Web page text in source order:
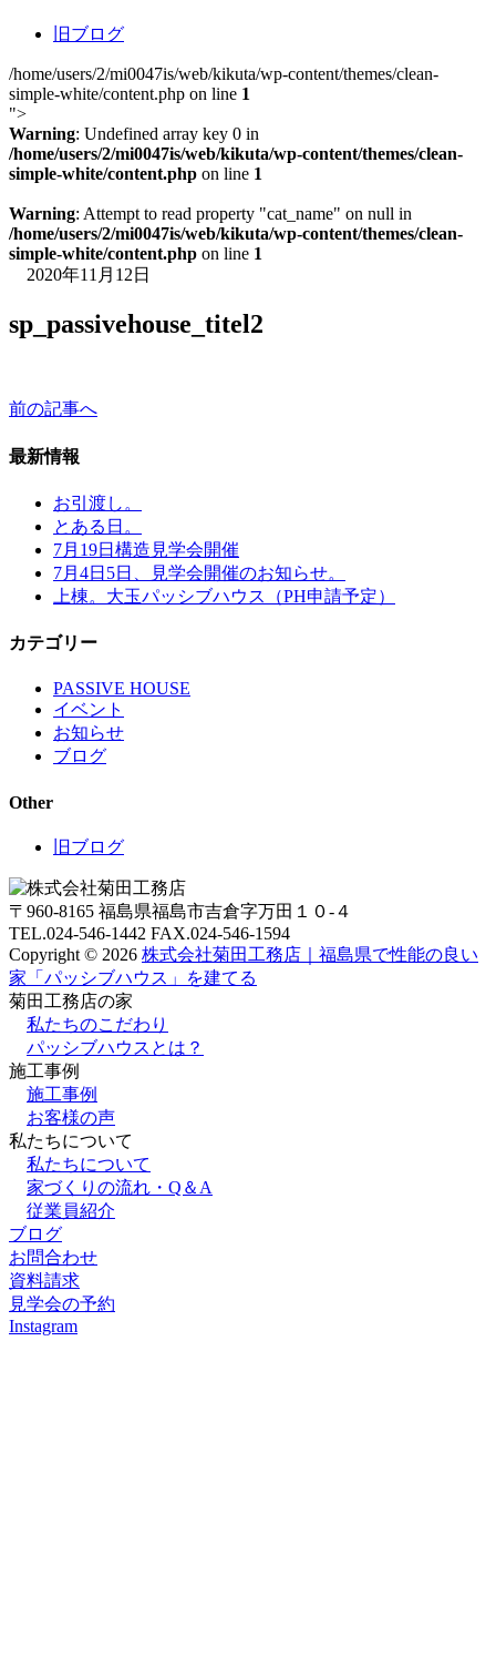
旧ブログ
/home/users/2/mi0047is/web/kikuta/wp-content/themes/clean-
simple-white/content.php on line 1
">
Warning: Undefined array key 0 in
/home/users/2/mi0047is/web/kikuta/wp-content/themes/clean-
simple-white/content.php on line 1
Warning: Attempt to read property "cat_name" on null in
/home/users/2/mi0047is/web/kikuta/wp-content/themes/clean-
simple-white/content.php on line 1
2020年11月12日
sp_passivehouse_titel2
前の記事へ
最新情報
お引渡し。
とある日。
7月19日構造見学会開催
7月4日5日、見学会開催のお知らせ。
上棟。大玉パッシブハウス（PH申請予定）
カテゴリー
PASSIVE HOUSE
イベント
お知らせ
ブログ
Other
旧ブログ
〒960-8165 福島県福島市吉倉字万田１０-４
TEL.024-546-1442 FAX.024-546-1594
Copyright © 2026 株式会社菊田工務店｜福島県で性能の良い
家「パッシブハウス」を建てる
菊田工務店の家
私たちのこだわり
パッシブハウスとは？
施⼯事例
施⼯事例
お客様の声
私たちについて
私たちについて
家づくりの流れ・Q＆A
従業員紹介
ブログ
お問合わせ
資料請求
見学会の予約
Instagram